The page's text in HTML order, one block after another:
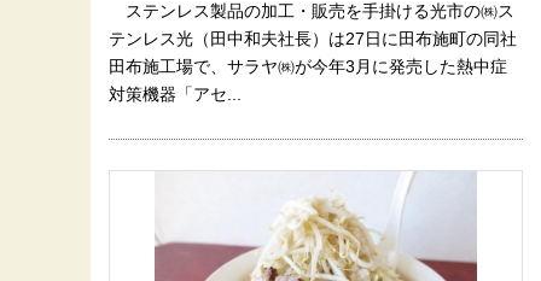
ステンレス製品の加工・販売を手掛ける光市の㈱ス
テンレス光（田中和夫社長）は27日に田布施町の同社
田布施工場で、サラヤ㈱が今年3月に発売した熱中症
対策機器「アセ...